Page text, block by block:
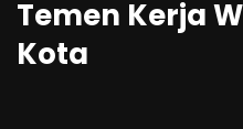
Temen Kerja
Kota